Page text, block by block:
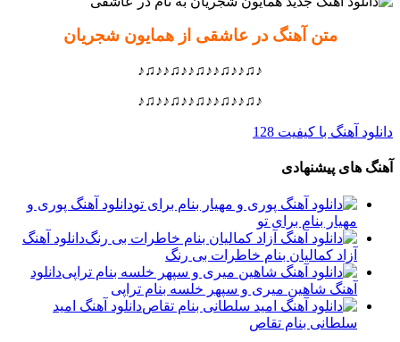
متن آهنگ در عاشقی از همایون شجریان
♪♫♪♪♫♪♪♫♪♪♫♪♪♫♪
♪♫♪♪♫♪♪♫♪♪♫♪♪♫♪
دانلود آهنگ با کیفیت 128
آهنگ های پیشنهادی
دانلود آهنگ پوری و
مهیار بنام برای تو
دانلود آهنگ
آزاد کمالیان بنام خاطرات بی رنگ
دانلود
آهنگ شاهین میری و سپهر خلسه بنام تراپی
دانلود آهنگ امید
سلطانی بنام تقاص